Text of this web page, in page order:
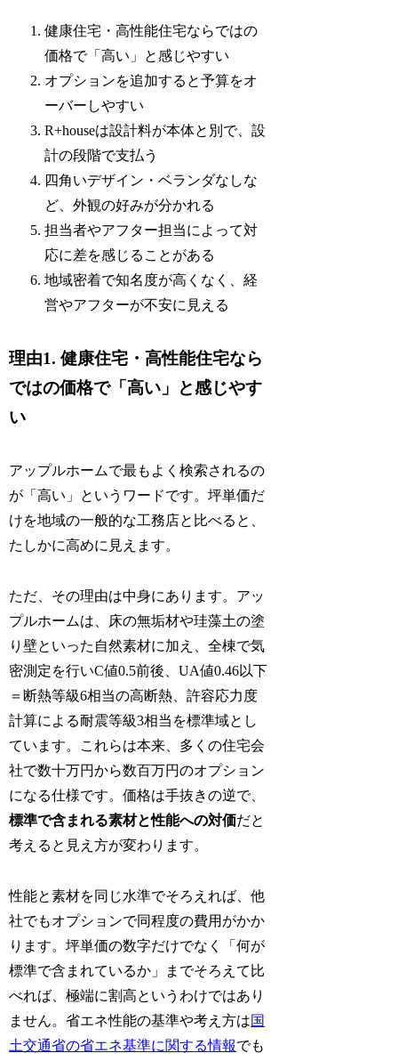
健康住宅・高性能住宅ならではの
価格で「高い」と感じやすい
オプションを追加すると予算をオ
ーバーしやすい
R+houseは設計料が本体と別で、設
計の段階で支払う
四角いデザイン・ベランダなしな
ど、外観の好みが分かれる
担当者やアフター担当によって対
応に差を感じることがある
地域密着で知名度が高くなく、経
営やアフターが不安に見える
理由1. 健康住宅・高性能住宅なら
ではの価格で「高い」と感じやす
い
アップルホームで最もよく検索されるの
が「高い」というワードです。坪単価だ
けを地域の一般的な工務店と比べると、
たしかに高めに見えます。
ただ、その理由は中身にあります。アッ
プルホームは、床の無垢材や珪藻土の塗
り壁といった自然素材に加え、全棟で気
密測定を行いC値0.5前後、UA値0.46以下
＝断熱等級6相当の高断熱、許容応力度
計算による耐震等級3相当を標準域とし
ています。これらは本来、多くの住宅会
社で数十万円から数百万円のオプション
になる仕様です。価格は手抜きの逆で、
標準で含まれる素材と性能への対価だと
考えると見え方が変わります。
性能と素材を同じ水準でそろえれば、他
社でもオプションで同程度の費用がかか
ります。坪単価の数字だけでなく「何が
標準で含まれているか」までそろえて比
べれば、極端に割高というわけではあり
ません。省エネ性能の基準や考え方は国
土交通省の省エネ基準に関する情報でも